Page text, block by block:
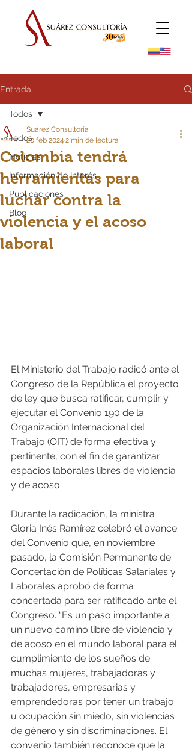
Entrada
Todos
Noticias
Información de Interés
Publicaciones
Blog
Todos
Colombia tendrá
herramientas para
luchar contra la
violencia y el acoso
laboral
Suárez Consultoría
20 feb 2024 2 min de lectura
El Ministerio del Trabajo radicó ante el
Congreso de la República el proyecto
de ley que busca ratificar, cumplir y
ejecutar el Convenio 190 de la
Organización Internacional del
Trabajo (OIT) de forma efectiva y
pertinente, con el fin de garantizar
espacios laborales libres de violencia
y de acoso.
Durante la radicación, la ministra
Gloria Inés Ramírez celebró el avance
del Convenio que, en noviembre
pasado, la Comisión Permanente de
Concertación de Políticas Salariales y
Laborales aprobó de forma
concertada para ser ratificado ante el
Congreso. “Es un paso importante a
un nuevo camino libre de violencia y
de acoso en el mundo laboral para el
cumplimiento de los sueños de
muchas mujeres, trabajadoras y
trabajadores, empresarias y
emprendedoras por tener un trabajo
u ocupación sin miedo, sin violencias
de género y sin discriminaciones. El
convenio también reconoce que la